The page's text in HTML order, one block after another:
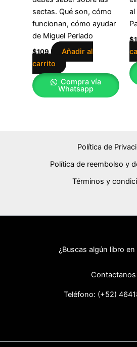
sectas. Qué son, cómo
funcionan, cómo ayudar
de Miguel Perlado
$109
Añadir al
carrito
Compra vía
Whatsapp
al
$
Política de
Política de reembolso y
Términos y
¿Buscas algún libro en
Contactanos
Teléfono: (+52)